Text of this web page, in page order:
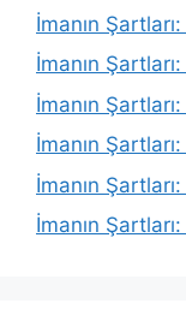
İmanın
İmanın
İmanın
İmanın
İmanın
İmanın